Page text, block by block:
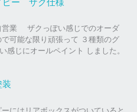
ピー ザク仕様
業 ザクっぽい感じでのオーダ
可能な限り頑張って ３種類のグ
感じにオールペイント しました。
装
にはリアボックスがついていると